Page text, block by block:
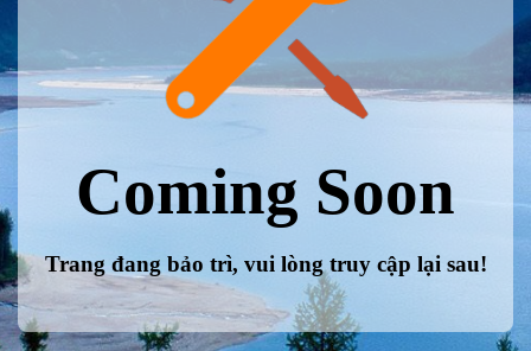
Coming Soon
Trang đang bảo trì, vui lòng truy cập lại sau!